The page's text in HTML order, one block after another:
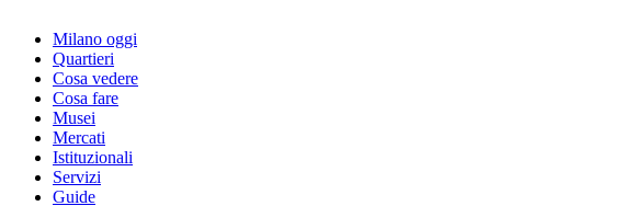
Milano oggi
Quartieri
Cosa vedere
Cosa fare
Musei
Mercati
Istituzionali
Servizi
Guide